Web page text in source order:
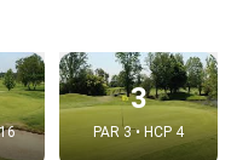
3
PAR 3 • HCP 4